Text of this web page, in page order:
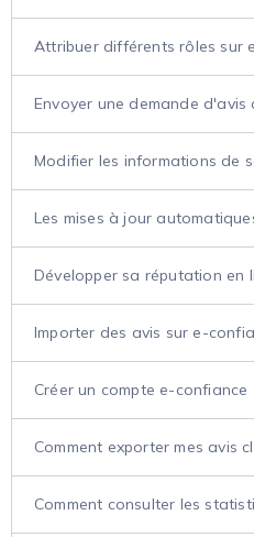
Attribuer différents rôles sur
Envoyer une demande d'avis
Modifier les informations de
Les mises à jour
Développer sa réputation en
Importer des avis sur e-
Créer un compte e-confiance
Comment exporter mes avis
Comment consulter les